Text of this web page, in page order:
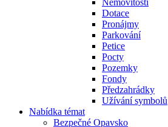
Nemovitosti
Dotace
Pronájmy
Parkování
Petice
Pocty
Pozemky
Fondy
Předzahrádky
Užívání symbolů
Nabídka témat
Bezpečné Opavsko